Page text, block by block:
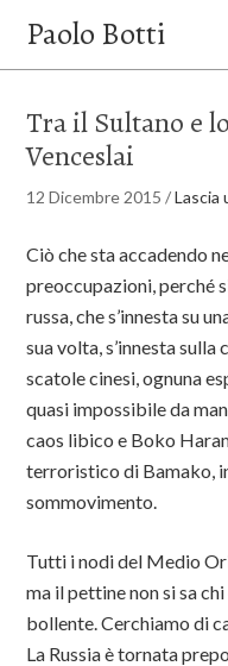
Paolo Botti
Tra il Sultano e
Venceslai
12 Dicembre 2015 /Lascia
Ciò che sta accadendo
preoccupazioni, perché
russa, che s’innesta su
sua volta, s’innesta sulla
scatole cinesi, ognuna
quasi impossibile da
caos libico e Boko
terroristico di Bamako,
sommovimento.
Tutti i nodi del Medio
ma il pettine non si sa chi
bollente. Cerchiamo di
La Russia è tornata